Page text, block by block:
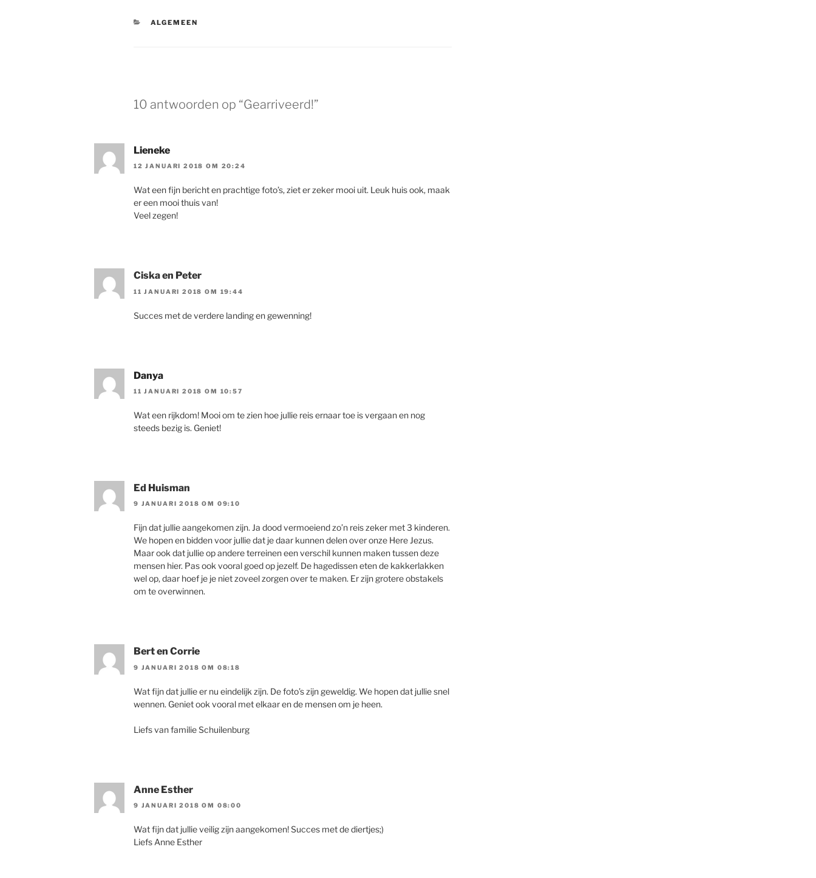
CATEGORIEËN
ALGEMEEN
10 antwoorden op “Gearriveerd!”
Lieneke
12 JANUARI 2018 OM 20:24
Wat een fijn bericht en prachtige foto’s, ziet er zeker mooi uit. Leuk huis ook, maak
er een mooi thuis van!
Veel zegen!
Ciska en Peter
11 JANUARI 2018 OM 19:44
Succes met de verdere landing en gewenning!
Danya
11 JANUARI 2018 OM 10:57
Wat een rijkdom! Mooi om te zien hoe jullie reis ernaar toe is vergaan en nog
steeds bezig is. Geniet!
Ed Huisman
9 JANUARI 2018 OM 09:10
Fijn dat jullie aangekomen zijn. Ja dood vermoeiend zo’n reis zeker met 3 kinderen.
We hopen en bidden voor jullie dat je daar kunnen delen over onze Here Jezus.
Maar ook dat jullie op andere terreinen een verschil kunnen maken tussen deze
mensen hier. Pas ook vooral goed op jezelf. De hagedissen eten de kakkerlakken
wel op, daar hoef je je niet zoveel zorgen over te maken. Er zijn grotere obstakels
om te overwinnen.
Bert en Corrie
9 JANUARI 2018 OM 08:18
Wat fijn dat jullie er nu eindelijk zijn. De foto’s zijn geweldig. We hopen dat jullie snel
wennen. Geniet ook vooral met elkaar en de mensen om je heen.
Liefs van familie Schuilenburg
Anne Esther
9 JANUARI 2018 OM 08:00
Wat fijn dat jullie veilig zijn aangekomen! Succes met de diertjes;)
Liefs Anne Esther